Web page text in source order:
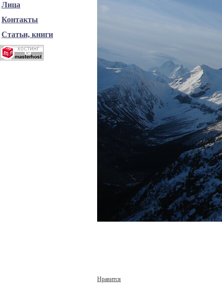
Нравится
Лица
Контакты
Статьи, книги